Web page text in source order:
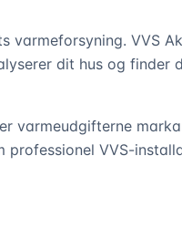
varmeforsyning. VVS
dit hus og finder
varmeudgifterne
professionel VVS-